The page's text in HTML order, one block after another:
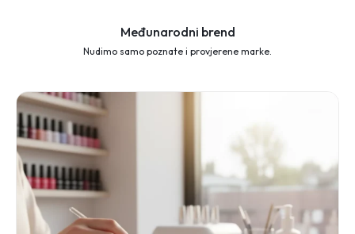
Međunarodni brend
Nudimo samo poznate i provjerene marke.